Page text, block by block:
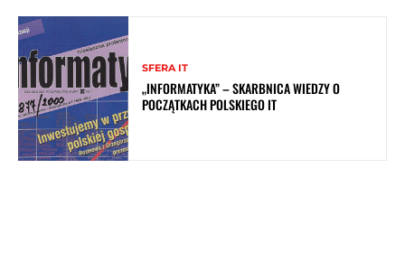
SFERA IT
„INFORMATYKA” – SKARBNICA WIEDZY O
POCZĄTKACH POLSKIEGO IT